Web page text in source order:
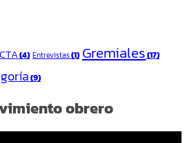
CTA(4) Entrevistas(1) Gremiales(17)
(9)
obrero